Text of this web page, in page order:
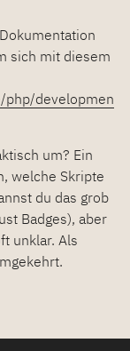
sich mit diesem
php/developmen
um? Ein
welche Skripte
du das grob
Badges), aber
unklar. Als